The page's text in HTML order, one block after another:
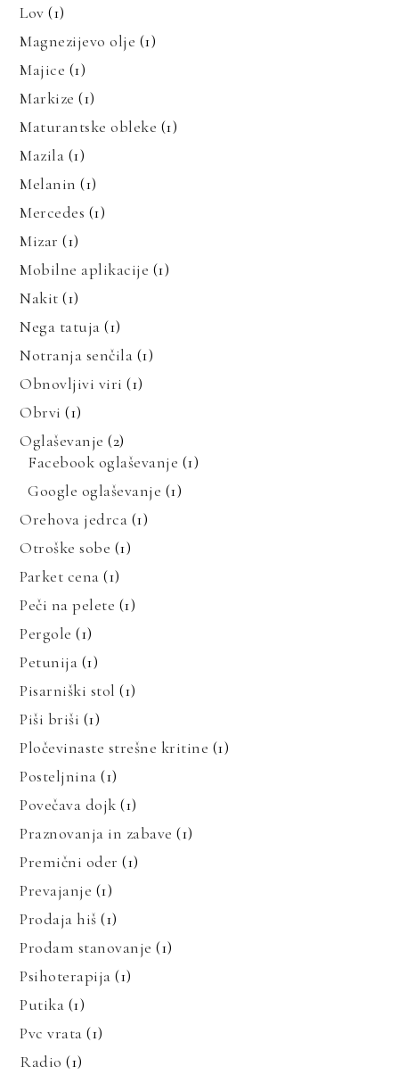
Lov (1)
Magnezijevo olje (1)
Majice (1)
Markize (1)
Maturantske obleke (1)
Mazila (1)
Melanin (1)
Mercedes (1)
Mizar (1)
Mobilne aplikacije (1)
Nakit (1)
Nega tatuja (1)
Notranja senčila (1)
Obnovljivi viri (1)
Obrvi (1)
Oglaševanje (2)
Facebook oglaševanje (1)
Google oglaševanje (1)
Orehova jedrca (1)
Otroške sobe (1)
Parket cena (1)
Peči na pelete (1)
Pergole (1)
Petunija (1)
Pisarniški stol (1)
Piši briši (1)
Pločevinaste strešne kritine (1)
Posteljnina (1)
Povečava dojk (1)
Praznovanja in zabave (1)
Premični oder (1)
Prevajanje (1)
Prodaja hiš (1)
Prodam stanovanje (1)
Psihoterapija (1)
Putika (1)
Pvc vrata (1)
Radio (1)